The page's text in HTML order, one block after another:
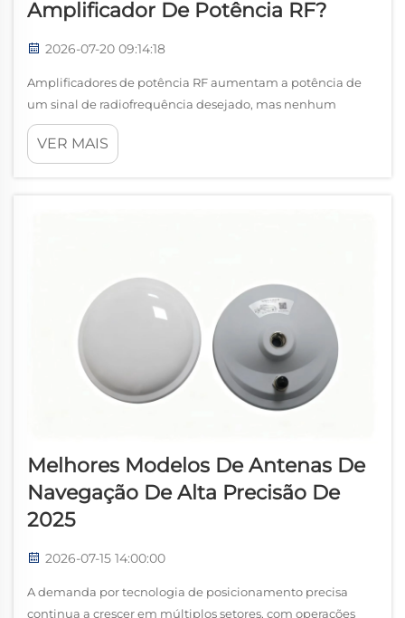
Amplificador De Potência RF?
2026-07-20 09:14:18
Amplificadores de potência RF aumentam a potência de
um sinal de radiofrequência desejado, mas nenhum
amplificador prático é perfeitamente linear. Quando um
transistor é conduzido próximo à compressão, seu
VER MAIS
Melhores Modelos De Antenas De
Navegação De Alta Precisão De
2025
2026-07-15 14:00:00
A demanda por tecnologia de posicionamento precisa
continua a crescer em múltiplos setores, com operações